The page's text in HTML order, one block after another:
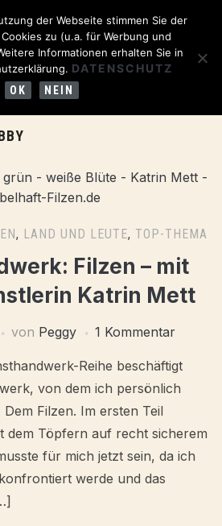
, LAND UND LEUTE, TOP-THEMA
Filzen – mit
Katrin Mett
von Peggy 1 Kommentar
Reihe beschäftigt
von dem ich persönlich
Filzen. Im ersten Teil
dem Töpfern auf recht sicherem
für mich jetzt sein, da ich
werde und das
der Webseite stimmen Sie der
zu (u.a. für Werbung und
Informationen erhalten Sie in
DATENSCHUTZ
OK NEIN